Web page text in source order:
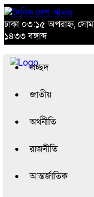
ঢাকা ০৩:১৫ অপরাহ্ন,
১৪৩৩ বঙ্গাব্দ
প্রচ্ছদ
জাতীয়
অর্থনীতি
রাজনীতি
আন্তর্জাতিক